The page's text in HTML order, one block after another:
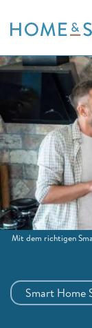
to
Smart Home
Mit dem richtigen